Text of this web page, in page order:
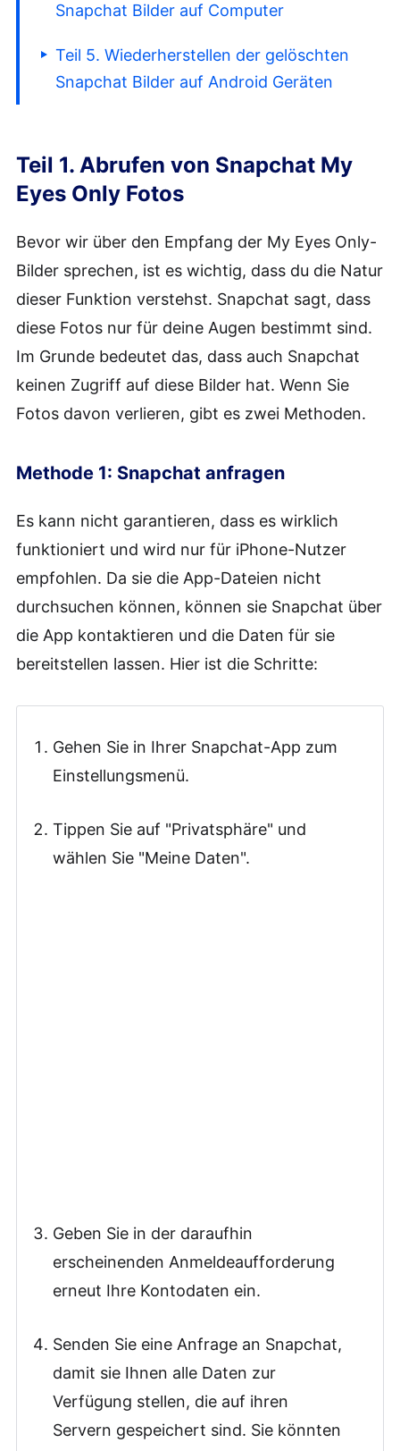
Snapchat Bilder auf Computer
Teil 5. Wiederherstellen der gelöschten
Snapchat Bilder auf Android Geräten
Teil 1. Abrufen von Snapchat My
Eyes Only Fotos
Bevor wir über den Empfang der My Eyes Only-
Bilder sprechen, ist es wichtig, dass du die Natur
dieser Funktion verstehst. Snapchat sagt, dass
diese Fotos nur für deine Augen bestimmt sind.
Im Grunde bedeutet das, dass auch Snapchat
keinen Zugriff auf diese Bilder hat. Wenn Sie
Fotos davon verlieren, gibt es zwei Methoden.
Methode 1: Snapchat anfragen
Es kann nicht garantieren, dass es wirklich
funktioniert und wird nur für iPhone-Nutzer
empfohlen. Da sie die App-Dateien nicht
durchsuchen können, können sie Snapchat über
die App kontaktieren und die Daten für sie
bereitstellen lassen. Hier ist die Schritte:
Gehen Sie in Ihrer Snapchat-App zum
Einstellungsmenü.
Tippen Sie auf "Privatsphäre" und
wählen Sie "Meine Daten".
Geben Sie in der daraufhin
erscheinenden Anmeldeaufforderung
erneut Ihre Kontodaten ein.
Senden Sie eine Anfrage an Snapchat,
damit sie Ihnen alle Daten zur
Verfügung stellen, die auf ihren
Servern gespeichert sind. Sie könnten